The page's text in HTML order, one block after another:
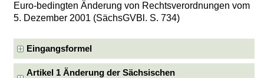
Euro-bedingten Änderung von Rechtsverordnungen vom
5. Dezember 2001 (SächsGVBl. S. 734)
Eingangsformel
Artikel 1 Änderung der Sächsischen